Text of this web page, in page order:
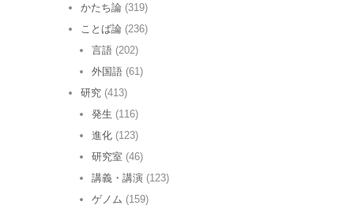
かたち論 (319)
ことば論 (236)
言語 (202)
外国語 (61)
研究 (413)
発生 (116)
進化 (123)
研究室 (46)
講義・講演 (123)
ゲノム (159)